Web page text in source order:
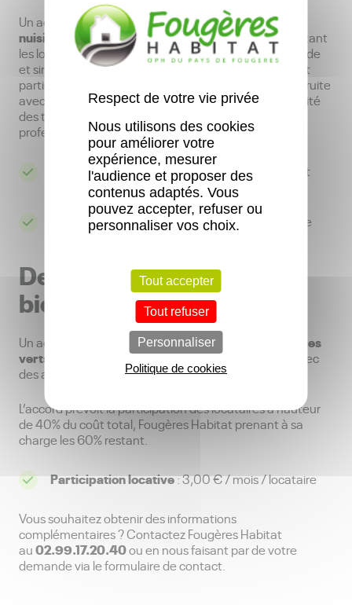
Un accord collectif concernant letraitement des
nuisibles
a été signé avec des associations représentant
les locataires afin de garantir une prise en charge rapide
et simplifiée dès le signalement dans les logements et
parties communes. Cette démarche collective construite
avec les
associations de locataires, permet l’efficacité
des traitements qui seront réalisés par un prestataire
professionnel.
Objectif: assurer un cadre de vie propre, sain et
serein pour tous.
Participation locative : 1,60 € / mois / locataire
Des espaces paysagers
bien entretenus
Un accord collectif concernantl’entretien des espaces
verts
appartenant à Fougères Habitat a été signé avec
des associations représentant les locataires.
L’accord prévoit la participation des locataires à hauteur
de 40% du coût total, Fougères Habitat prenant à sa
charge les 60% restant.
Participation locative: 3,00 € / mois / locataire
Vous souhaitez obtenir des informations
complémentaires ? Contactez Fougères Habitat
au02.99.17.20.40ou en nous faisant par de votre
demande via le formulaire de contact.
Respect de votre vie privée
Nous utilisons des cookies
pour améliorer votre
expérience, mesurer
l'audience et proposer des
contenus adaptés. Vous
pouvez accepter, refuser ou
personnaliser vos choix.
Tout accepter
Tout refuser
Personnaliser
Politique de cookies